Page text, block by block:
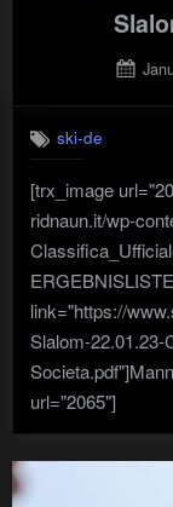
ski-de
[trx_image
ridnaun.it/wp-
link="https://
Slalom-22.01.23-
url="2065"]